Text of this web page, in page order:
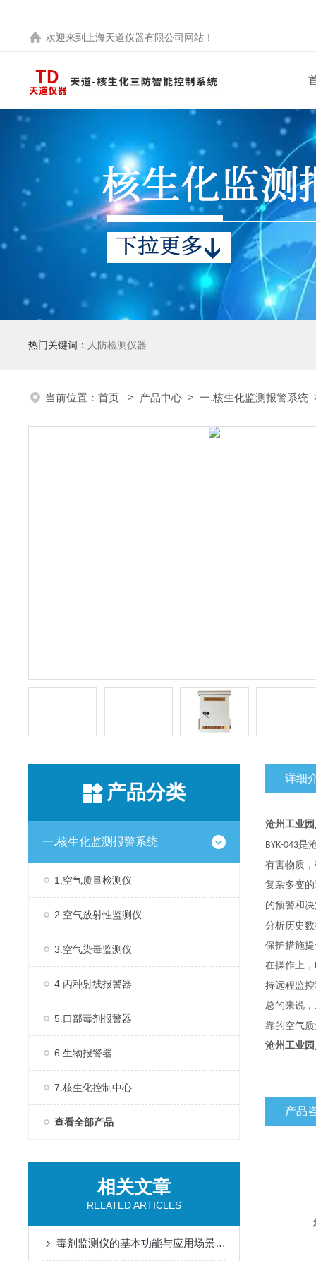
欢迎来到 上海天道仪器有限公司 网站！
热门关键词： 人防检测仪器
当前位置： 首页 > 产品中心 > 一.核生化监测报警系统
产品分类
一.核生化监测报警系统
1.空气质量检测仪
2.空气放射性监测仪
3.空气染毒监测仪
4.丙种射线报警器
5.口部毒剂报警器
6.生物报警器
7.核生化控制中心
查看全部产品
相关文章
RELATED ARTICLES
毒剂监测仪的基本功能与应用场景说明
详细
沧州工业
BYK-043是
有害物质
复杂多变
的预警和
分析历史
保护措施
在操作上，
持远程监
总的来说
靠的空气
沧州工业
产品